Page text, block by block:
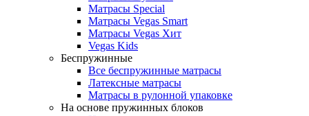
Матрасы Special
Матрасы Vegas Smart
Матрасы Vegas Хит
Vegas Kids
Беспружинные
Все беспружинные матрасы
Латексные матрасы
Матрасы в рулонной упаковке
На основе пружинных блоков